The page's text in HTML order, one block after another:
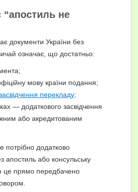
не
документи України без
означає, що достатньо:
мову країни подання;
перекладу;
— додаткового засвідчення
або акредитованим
потрібно додатково
апостиль або консульську
це прямо передбачено